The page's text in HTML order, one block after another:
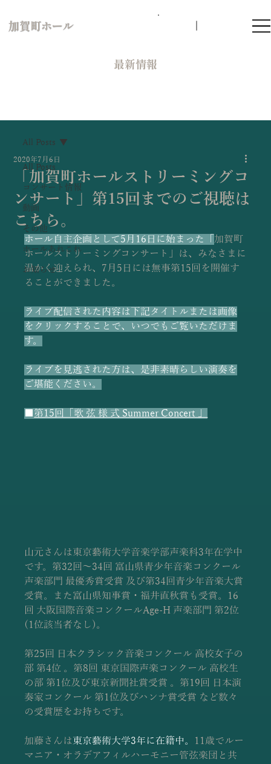
加賀町ホール
​最新情報
All Posts
コンサート情報
動画
その他
ホールあれこれ
お知らせ
All Posts
「加賀町ホールストリーミングコ
ンサート」第15回までのご視聴は
こちら。
2020年7月6日
ホール自主企画として5月16日に始まった「 加賀町
ホールストリーミングコンサート」は、みなさまに
温かく迎えられ、7月5日には無事第15回を開催す
ることができました。
ライブ配信された内容は下記タイトルまたは画像
をクリックすることで、いつでもご覧いただけま
す。
ライブを見逃された方は、是非素晴らしい演奏を
ご堪能ください。
第15回「歌 弦 様 式 Summer Concert 」
山元さんは東京藝術大学音楽学部声楽科3年在学中
です。第32回～34回 富山県青少年音楽コンクール
声楽部門 最優秀賞受賞 及び第34回青少年音楽大賞
受賞。また富山県知事賞・福井直秋賞も受賞。16
回 大阪国際音楽コンクールAge-H 声楽部門 第2位
(1位該当者なし)。
第25回 日本クラシック音楽コンクール 高校女子の
部 第4位 。第8回 東京国際声楽コンクール 高校生
の部 第1位及び東京新聞社賞受賞 。第19回 日本演
奏家コンクール 第1位及びハンナ賞受賞 など数々
の受賞歴をお持ちです。
加藤さんは東京藝術大学3年に在籍中。 11歳でルー
マニア・オラデアフィルハーモニー管弦楽団と共